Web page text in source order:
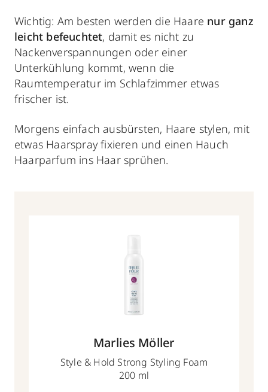
Wichtig: Am besten werden die Haare nur ganz
leicht befeuchtet, damit es nicht zu
Nackenverspannungen oder einer
Unterkühlung kommt, wenn die
Raumtemperatur im Schlafzimmer etwas
frischer ist.
Morgens einfach ausbürsten, Haare stylen, mit
etwas Haarspray fixieren und einen Hauch
Haarparfum ins Haar sprühen.
Marlies Möller
Style & Hold Strong Styling Foam
200 ml